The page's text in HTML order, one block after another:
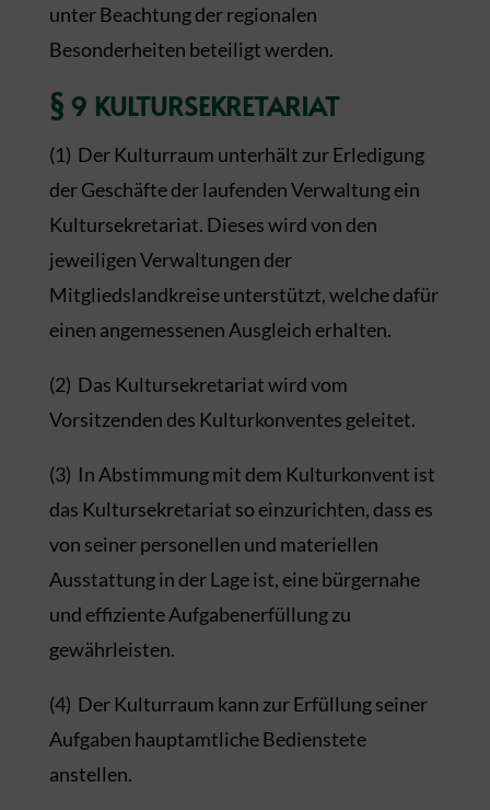
unter Beachtung der regionalen
Besonderheiten beteiligt werden.
§ 9 KULTURSEKRETARIAT
(1) Der Kulturraum unterhält zur Erledigung
der Geschäfte der laufenden Verwaltung ein
Kultursekretariat. Dieses wird von den
jeweiligen Verwaltungen der
Mitgliedslandkreise unterstützt, welche dafür
einen angemessenen Ausgleich erhalten.
(2) Das Kultursekretariat wird vom
Vorsitzenden des Kulturkonventes geleitet.
(3) In Abstimmung mit dem Kulturkonvent ist
das Kultursekretariat so einzurichten, dass es
von seiner personellen und materiellen
Ausstattung in der Lage ist, eine bürgernahe
und effiziente Aufgabenerfüllung zu
gewährleisten.
(4) Der Kulturraum kann zur Erfüllung seiner
Aufgaben hauptamtliche Bedienstete
anstellen.